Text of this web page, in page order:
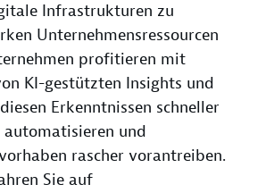
Infrastrukturen zu
Unternehmensressourcen
profitieren mit
KI-gestützten Insights und
Erkenntnissen schneller
automatisieren und
rascher vorantreiben.
Sie auf